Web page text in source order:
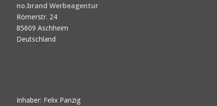
no.brand Werbeagentur
Römerstr. 24
85609 Aschheim
Deutschland
Inhaber: Felix Panzig